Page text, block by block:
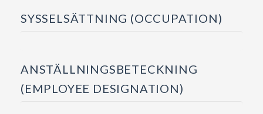
SYSSELSÄTTNING (OCCUPATION)
ANSTÄLLNINGSBETECKNING
(EMPLOYEE DESIGNATION)